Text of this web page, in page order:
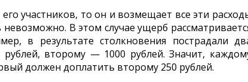
участников, то он и возмещает все эти
В этом случае ущерб
в результате столкновения пострадали
второму — 1000 рублей. Значит,
должен доплатить второму 250 рублей.